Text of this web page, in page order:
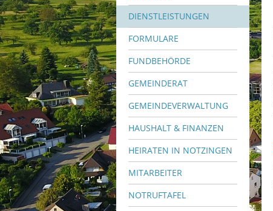
DIENSTLEISTUNGEN
FORMULARE
FUNDBEHÖRDE
GEMEINDERAT
GEMEINDEVERWALTUNG
HAUSHALT & FINANZEN
HEIRATEN IN NOTZINGEN
MITARBEITER
NOTRUFTAFEL